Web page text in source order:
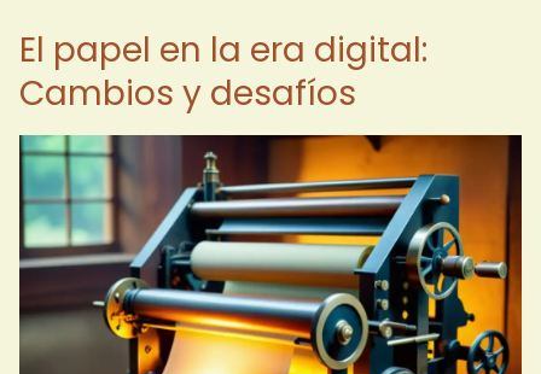
El papel en la era digital:
Cambios y desafíos